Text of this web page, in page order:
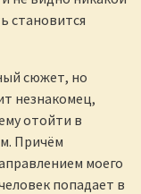
становится
сюжет, но
незнакомец,
отойти в
Причём
моего
попадает в